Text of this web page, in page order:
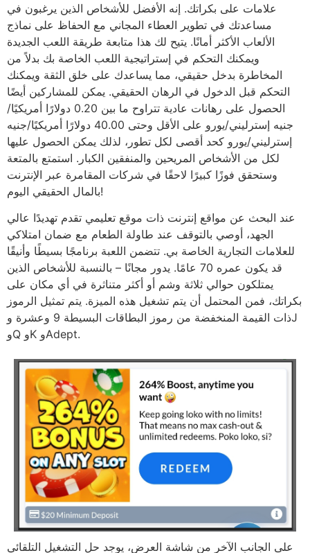
علامات على بكراتك. إنه الأفضل للأشخاص الذين يرغبون في
مساعدتك في تطوير العطاء المجاني مع الحفاظ على نماذج
الألعاب الأكثر أمانًا. يتيح لك هذا متابعة طريقة اللعب الجديدة
ويمكنك التحكم في إستراتيجية اللعب الخاصة بك بدلاً من
المخاطرة بدخل حقيقي، مما يساعدك على خلق الثقة ويمكنك
التحكم قبل الدخول في الرهان الحقيقي. يمكن للمشاركين أيضًا
الحصول على رهانات عادية تتراوح ما بين 0.20 دولارًا أمريكيًا/
جنيه إسترليني/يورو على الأقل وحتى 40.00 دولارًا أمريكيًا/جنيه
إسترليني/يورو كحد أقصى لكل تطور، لذلك يمكن الحصول عليها
لكل من الأشخاص المريحين والمنفقين الكبار. استمتع بالمتعة
وستحقق فوزًا كبيرًا لاحقًا في شركات المقامرة عبر الإنترنت
بالمال الحقيقي اليوم!
عند البحث عن مواقع إنترنت ذات موقع تعليمي تقدم تهديدًا عالي
الجهد، أوصي بالتوقف عند طاولة الطعام مع ضمان امتلاكي
للعلامات التجارية الخاصة بي. تتضمن اللعبة برنامجًا بسيطًا وأنيقًا
قد يكون عمره 70 عامًا. يدور مجانًا – بالنسبة للأشخاص الذين
يمتلكون حوالي ثلاثة وشم أو أكثر متناثرة في أي مكان على
بكراتك، فمن المحتمل أن يتم تشغيل هذه الميزة. يتم تمثيل الرموز
ذات القيمة المنخفضة من رموز البطاقات البسيطة 9 وعشرة وJ
وQ وK وAdept.
على الجانب الآخر من شاشة العرض، يوجد حل التشغيل التلقائي